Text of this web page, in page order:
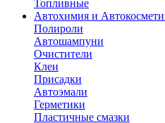
Топливные
Автохимия и
Полироли
Автошампуни
Очистители
Клеи
Присадки
Автоэмали
Герметики
Пластичные смазки